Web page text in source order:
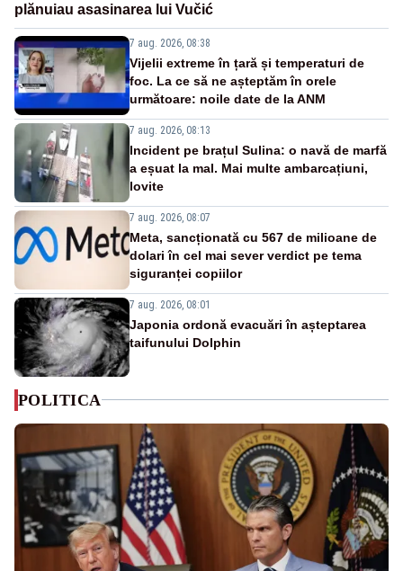
plănuiau asasinarea lui Vučić
7 aug. 2026, 08:38
Vijelii extreme în țară și temperaturi de
foc. La ce să ne așteptăm în orele
următoare: noile date de la ANM
7 aug. 2026, 08:13
Incident pe brațul Sulina: o navă de marfă
a eșuat la mal. Mai multe ambarcațiuni,
lovite
7 aug. 2026, 08:07
Meta, sancționată cu 567 de milioane de
dolari în cel mai sever verdict pe tema
siguranței copiilor
7 aug. 2026, 08:01
Japonia ordonă evacuări în așteptarea
taifunului Dolphin
POLITICA